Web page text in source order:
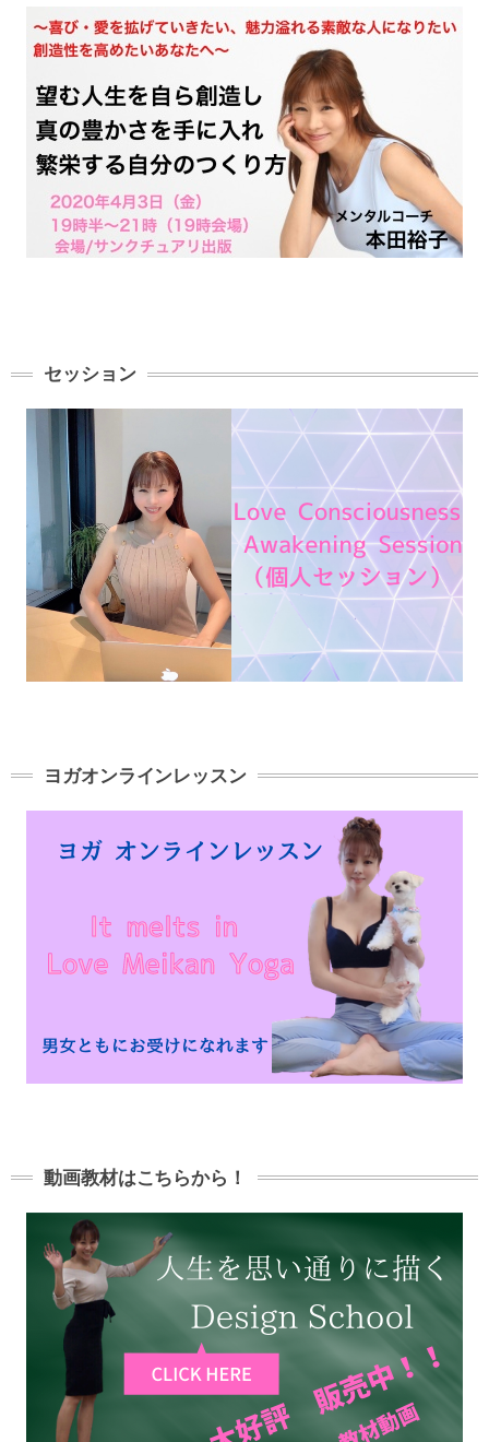
セッション
ヨガオンラインレッスン
動画教材はこちらから！